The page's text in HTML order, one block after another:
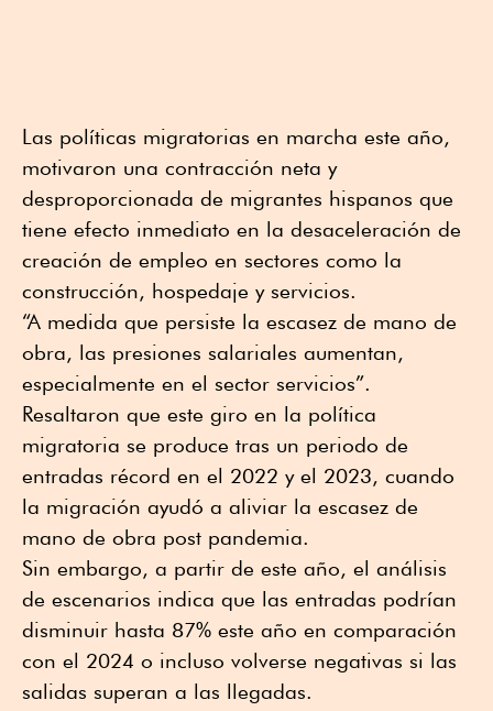
Las políticas migratorias en marcha este año,
motivaron una contracción neta y
desproporcionada de migrantes hispanos que
tiene efecto inmediato en la desaceleración de
creación de empleo en sectores como la
construcción, hospedaje y servicios.
“A medida que persiste la escasez de mano de
obra, las presiones salariales aumentan,
especialmente en el sector servicios”.
Resaltaron que este giro en la política
migratoria se produce tras un periodo de
entradas récord en el 2022 y el 2023, cuando
la migración ayudó a aliviar la escasez de
mano de obra post pandemia.
Sin embargo, a partir de este año, el análisis
de escenarios indica que las entradas podrían
disminuir hasta 87% este año en comparación
con el 2024 o incluso volverse negativas si las
salidas superan a las llegadas.